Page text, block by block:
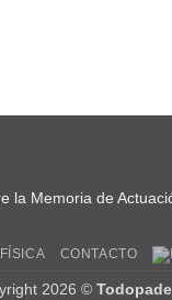
la Memoria de
CONTACTO
2026 ©